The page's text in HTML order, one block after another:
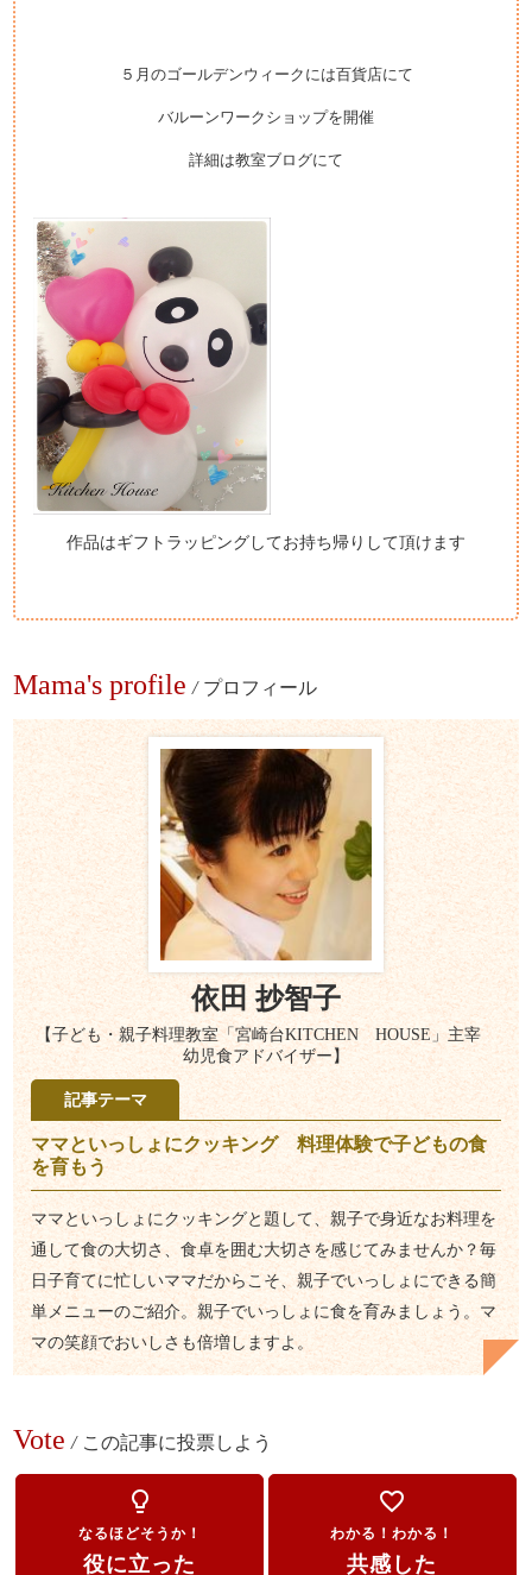
５月のゴールデンウィークには百貨店にて
バルーンワークショップを開催
詳細は教室ブログにて
作品はギフトラッピングしてお持ち帰りして頂けます
Mama's profile / プロフィール
依田 抄智子
【子ども・親子料理教室「宮崎台KITCHEN HOUSE」主宰
幼児食アドバイザー】
記事テーマ
ママといっしょにクッキング 料理体験で子どもの食
を育もう
ママといっしょにクッキングと題して、親子で身近なお料理を
通して食の大切さ、食卓を囲む大切さを感じてみませんか？毎
日子育てに忙しいママだからこそ、親子でいっしょにできる簡
単メニューのご紹介。親子でいっしょに食を育みましょう。マ
マの笑顔でおいしさも倍増しますよ。
Vote / この記事に投票しよう
lightbulb_outline
なるほどそうか！
役に立った
favorite_border
わかる！わかる！
共感した